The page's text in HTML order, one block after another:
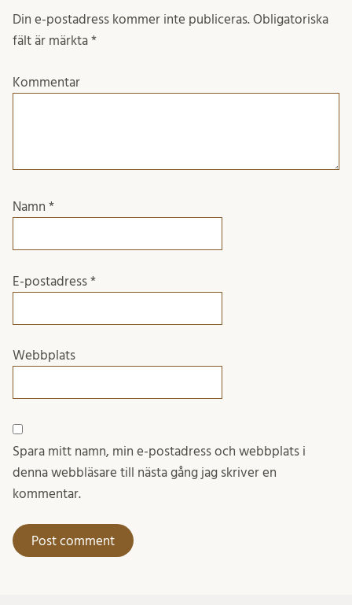
Din e-postadress kommer inte publiceras. Obligatoriska
fält är märkta *
Kommentar
Namn *
E-postadress *
Webbplats
Spara mitt namn, min e-postadress och webbplats i
denna webbläsare till nästa gång jag skriver en
kommentar.